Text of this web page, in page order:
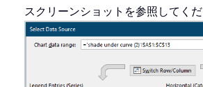
スクリーンショットを参照してくだ